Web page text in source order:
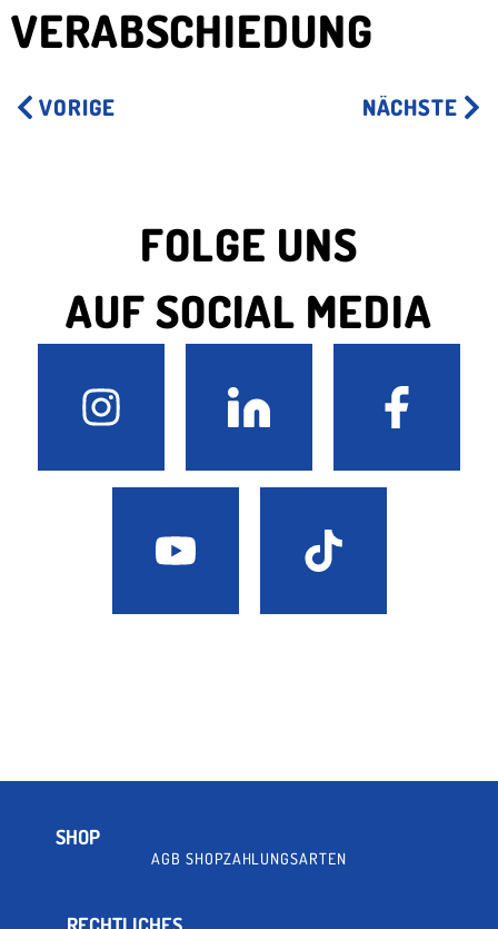
VERABSCHIEDUNG
VORIGE NÄCHSTE
FOLGE UNS
AUF SOCIAL MEDIA
SHOP
AGB SHOPZAHLUNGSARTEN